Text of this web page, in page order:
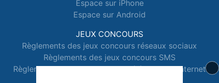
Espace sur iPhone
Espace sur Android
JEUX CONCOURS
Règlements des jeux concours réseaux sociaux
Règlements des jeux concours SMS
Règlements des jeux concours téléphone et internet